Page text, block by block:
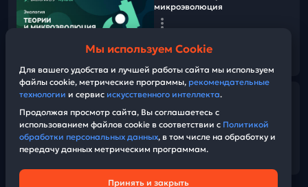
микроэволюция
07 марта 2025 г., 14:30
Разбор варианта 3 из сборника
ЕГЭ по Биологии 2027
02 марта 2025 г., 14:30
Мы используем Cookie
Для вашего удобства и лучшей работы сайта мы используем
файлы cookie, метрические программы, рекомендательные
технологии и сервис искусственного интеллекта.
Продолжая просмотр сайта, Вы соглашаетесь с
использованием файлов cookie в соответствии с Политикой
обработки персональных данных, в том числе на обработку и
передачу данных метрическим программам.
Принять и закрыть